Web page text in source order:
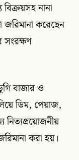
বিক্রয়সহ নানা
জরিমানা করেছেন
সংরক্ষণ
বাজার ও
ডিম, পেয়াজ,
নিত্যপ্রয়োজনীয়
করা হয়।